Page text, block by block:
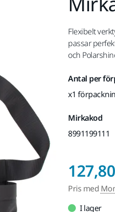
Flexibelt
passar
och
Antal per
x1
Mirkakod
8991199111
Pris med
I lager